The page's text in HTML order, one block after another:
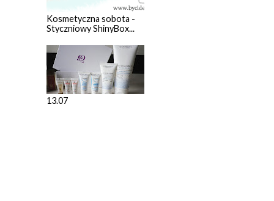
Kosmetyczna sobota -
Styczniowy ShinyBox...
13.07